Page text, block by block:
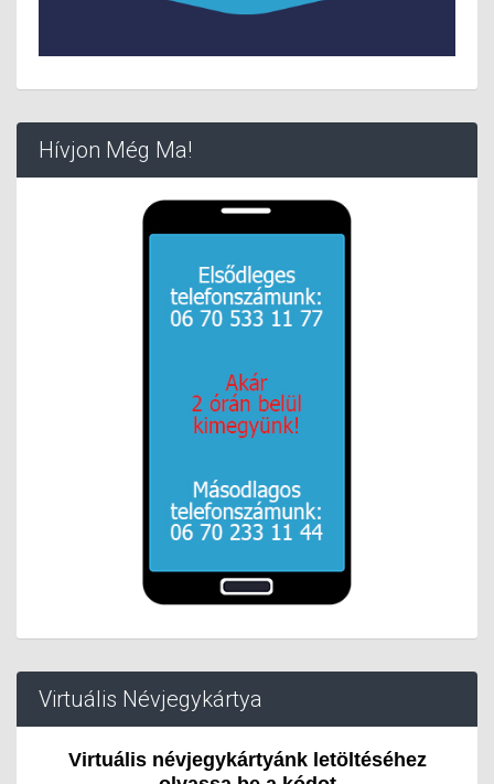
Hívjon Még Ma!
Virtuális Névjegykártya
Virtuális névjegykártyánk letöltéséhez